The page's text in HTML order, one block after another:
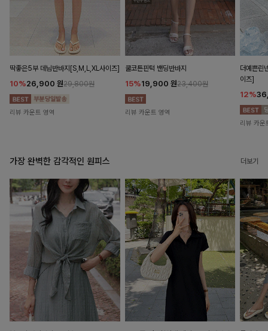
딱좋은5부 데님반바지[S,M,L,XL사이즈]
10%26,900 원29,800원
리뷰 카운트 영역
쿨코튼핀턱 밴딩반바지
15%19,900 원23,400원
리뷰 카운트 영역
더예쁜린
이즈]
12%
리뷰 카운
가장 완벽한 감각적인 원피스 더보기